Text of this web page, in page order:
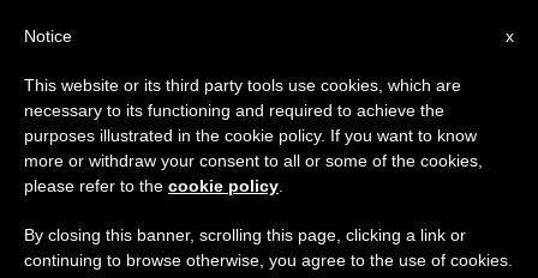
×
Aviso importante
Del 27 de julio al 7 de agosto haremos la pausa
anual, aprovechando que en el periodo de verano
se generan menos informaciones y también el
x
Notice
This website or its third party tools use cookies, which are
necessary to its functioning and required to achieve the
purposes illustrated in the cookie policy. If you want to know
more or withdraw your consent to all or some of the cookies,
please refer to the cookie policy
By closing this banner, scrolling this page, clicking a link or
continuing to browse otherwise, you agree to the use of cookies.